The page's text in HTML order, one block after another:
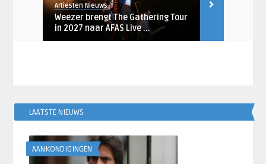
Artiesten Nieuws
Weezer brengt The Gathering Tour
in 2027 naar AFAS Live ...
LAATSTE NIEUWS
AANKONDIGINGEN